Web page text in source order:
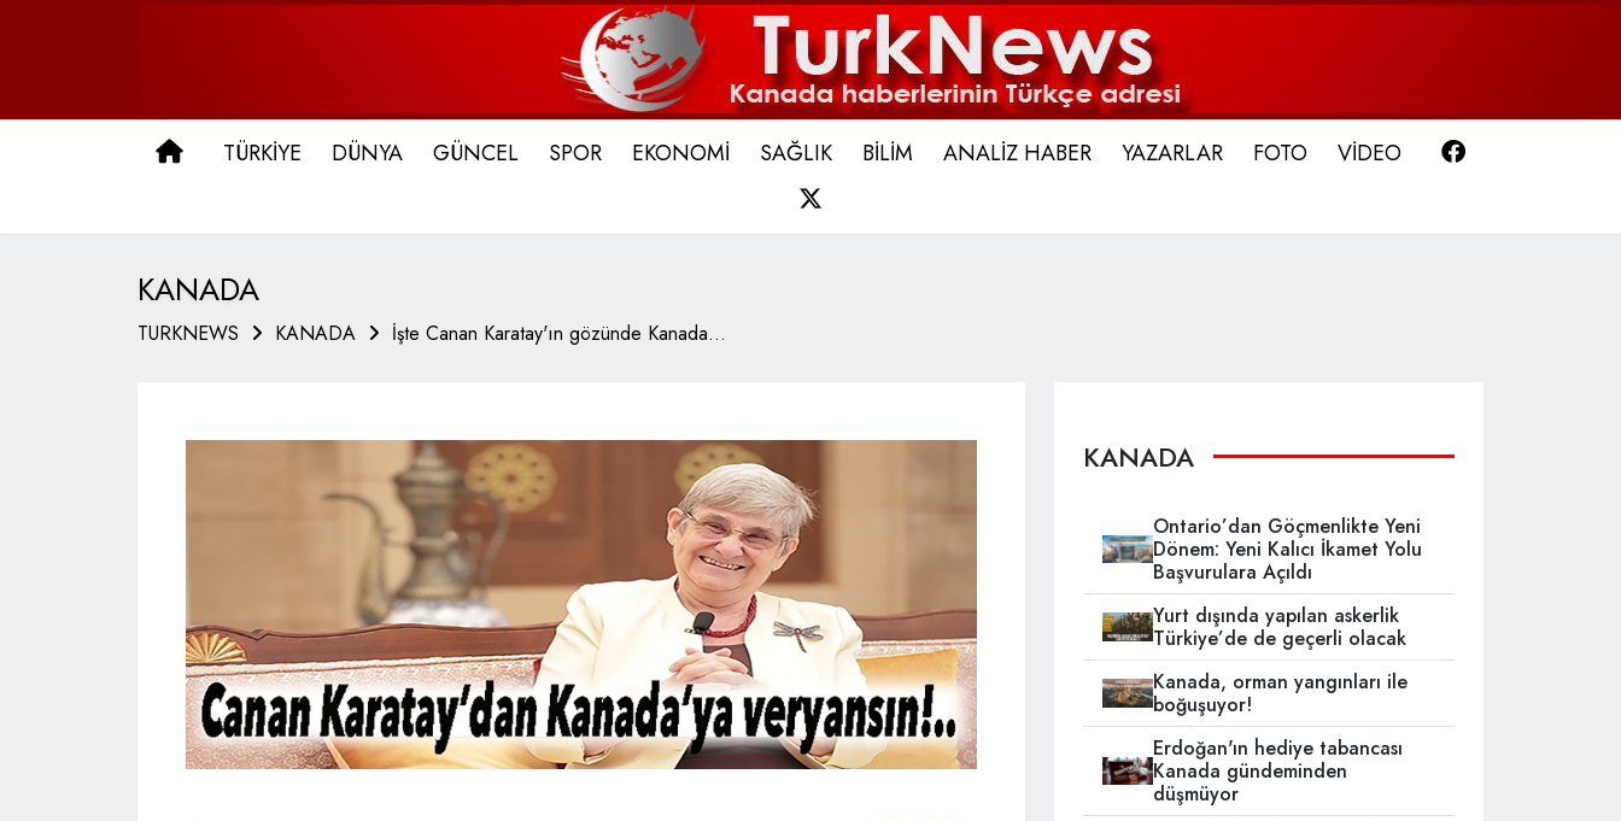
ANA SAYFA
TÜRKİYE DÜNYA GÜNCEL SPOR EKONOMİ SAĞLIK BİLİM ANALİZ HABER YAZARLAR FOTO VİDEO
KANADA
TURKNEWS KANADA İşte Canan Karatay'ın gözünde Kanada...
KANADA
Ontario’dan Göçmenlikte Yeni
Dönem: Yeni Kalıcı İkamet Yolu
Başvurulara Açıldı
Yurt dışında yapılan askerlik
Türkiye’de de geçerli olacak
Kanada, orman yangınları ile
boğuşuyor!
Erdoğan'ın hediye tabancası
Kanada gündeminden
düşmüyor